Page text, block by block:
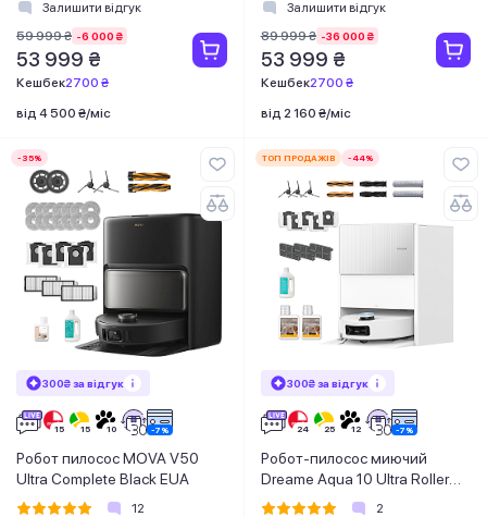
Залишити відгук
59 999 ₴ -6 000 ₴
53 999 ₴
Кешбек2700 ₴
від 4 500 ₴/міс
Залишити відгук
89 999 ₴ -36 000 ₴
53 999 ₴
Кешбек2700 ₴
від 2 160 ₴/міс
-35%
300₴ за відгук
Робот пилосос MOVA V50
Ultra Complete Black EUA
12
ТОП ПРОДАЖІВ -44%
300₴ за відгук
Робот-пилосос миючий
Dreame Aqua 10 Ultra Roller
Complete White
2